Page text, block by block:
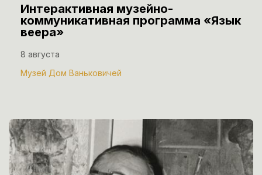
Интерактивная музейно-
коммуникативная программа «Язык
веера»
8 августа
Музей Дом Ваньковичей